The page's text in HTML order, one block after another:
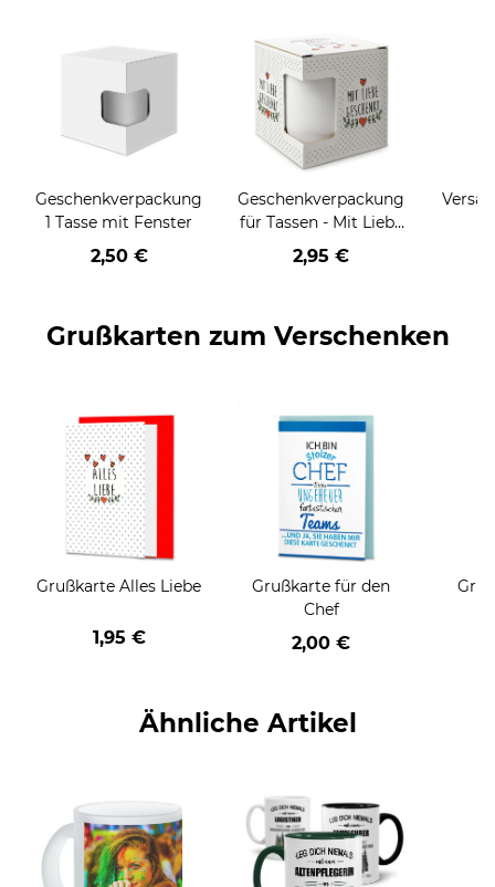
Geschenkverpackung
1 Tasse mit Fenster
2,50 €
Geschenkverpackung
für Tassen - Mit Liebe
geschenkt
2,95 €
Grußkarten zum Verschenken
Grußkarte Alles Liebe
1,95 €
Grußkarte für den
Chef
2,00 €
Ähnliche Artikel